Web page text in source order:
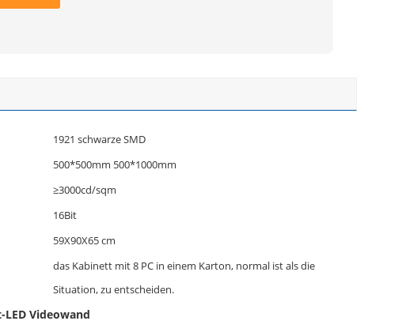
1921 schwarze SMD
500*500mm 500*1000mm
≥3000cd/sqm
16Bit
59X90X65 cm
das Kabinett mit 8 PC in einem Karton, normal ist als die
Situation, zu entscheiden.
Videowand